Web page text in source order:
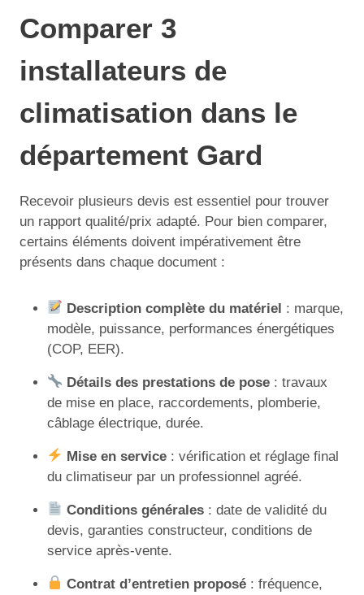
Comparer 3
installateurs de
climatisation dans le
département Gard
Recevoir plusieurs devis est essentiel pour trouver
un rapport qualité/prix adapté. Pour bien comparer,
certains éléments doivent impérativement être
présents dans chaque document :
Description complète du matériel : marque,
modèle, puissance, performances énergétiques
(COP, EER).
Détails des prestations de pose : travaux
de mise en place, raccordements, plomberie,
câblage électrique, durée.
Mise en service : vérification et réglage final
du climatiseur par un professionnel agréé.
Conditions générales : date de validité du
devis, garanties constructeur, conditions de
service après-vente.
Contrat d’entretien proposé : fréquence,